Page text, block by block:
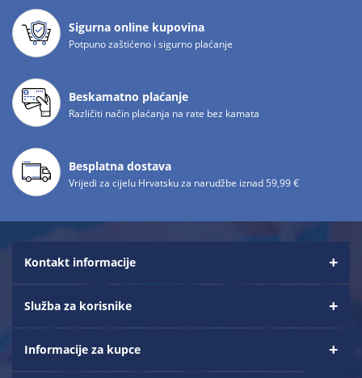
Sigurna online kupovina
Potpuno zaštićeno i sigurno plaćanje
Beskamatno plaćanje
Različiti način plaćanja na rate bez kamata
Besplatna dostava
Vrijedi za cijelu Hrvatsku za narudžbe iznad 59,99 €
Kontakt informacije
Služba za korisnike
Informacije za kupce